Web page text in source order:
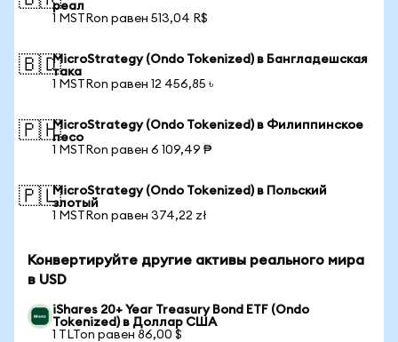
реал
1 MSTRon равен 513,04 R$
🇧🇩MicroStrategy (Ondo Tokenized) в Бангладешская
така
1 MSTRon равен 12 456,85 ৳
🇵🇭MicroStrategy (Ondo Tokenized) в Филиппинское
песо
1 MSTRon равен 6 109,49 ₱
🇵🇱MicroStrategy (Ondo Tokenized) в Польский
злотый
1 MSTRon равен 374,22 zł
Конвертируйте другие активы реального мира
в USD
iShares 20+ Year Treasury Bond ETF (Ondo
Tokenized) в Доллар США
1 TLTon равен 86,00 $